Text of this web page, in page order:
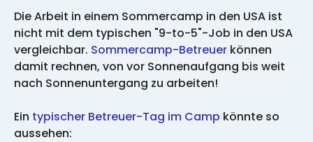
Die Arbeit in einem Sommercamp in den USA ist
nicht mit dem typischen "9-to-5"-Job in den USA
vergleichbar. Sommercamp-Betreuer können
damit rechnen, von vor Sonnenaufgang bis weit
nach Sonnenuntergang zu arbeiten!
Ein typischer Betreuer-Tag im Camp könnte so
aussehen: